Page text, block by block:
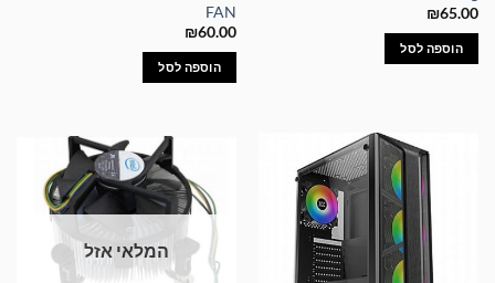
₪65.00
הוספה לסל
FAN
₪60.00
הוספה לסל
המלאי אזל